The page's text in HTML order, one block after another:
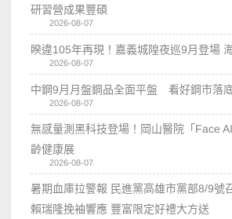
研習營成果豐碩
2026-08-07
睽違105年再現！嘉義城隍夜巡9月登場
2026-08-07
中鋼9月月盤鋼品全面平盤 看好鋼市落
2026-08-07
無感量測黑科技登場！岡山醫院「Face
齡健康展
2026-08-07
暑期血庫拉警報 民進黨高雄市黨部8/9號
賴瑞隆挽袖響應 豐富限定好禮大方送